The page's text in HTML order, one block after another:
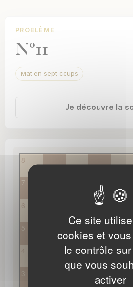
Mat en sept coups
Mat en neuf coups
Mat en douze coups
Mat en dix-neuf coups
Albinos
Banny
Batterie de Siers
Correction blanche
Correction noire
Dégagement Loyd
PROBLÈME
N°11
Mat en sept coups
Je découvre la
8
7
6
5
4
3
Ce site
cookies et
le contrôle
que vous
activer